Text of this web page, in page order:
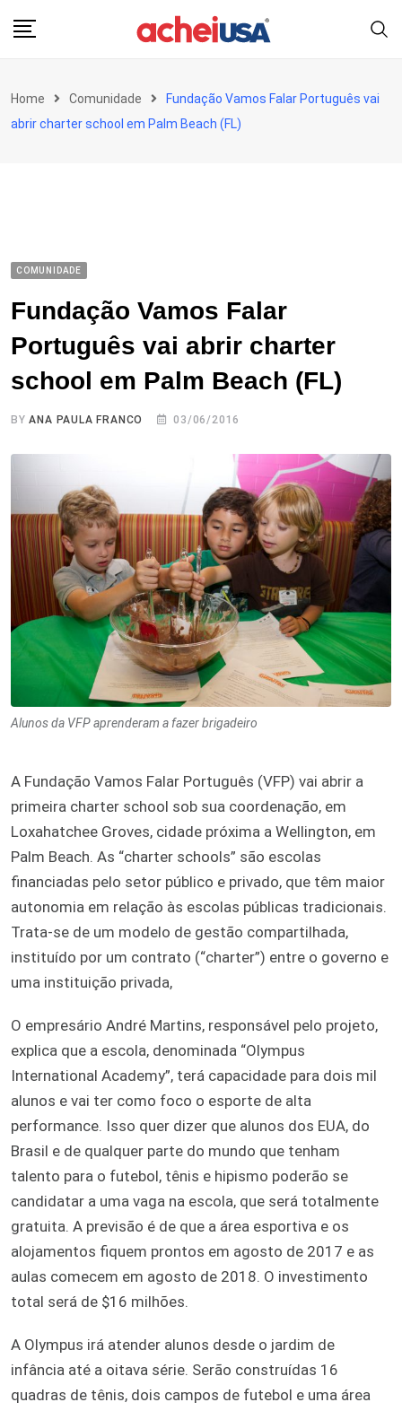
Home Comunidade
Fundação Vamos Falar Português vai
abrir charter school em Palm Beach (FL)
COMUNIDADE
Fundação Vamos Falar
Português vai abrir charter
school em Palm Beach (FL)
BYANA PAULA FRANCO 03/06/2016
Alunos da VFP aprenderam a fazer brigadeiro
A Fundação Vamos Falar Português (VFP) vai abrir a
primeira charter school sob sua coordenação, em
Loxahatchee Groves, cidade próxima a Wellington, em
Palm Beach. As “charter schools” são escolas
financiadas pelo setor público e privado, que têm maior
autonomia em relação às escolas públicas tradicionais.
Trata-se de um modelo de gestão compartilhada,
instituído por um contrato (“charter”) entre o governo e
uma instituição privada,
O empresário André Martins, responsável pelo projeto,
explica que a escola, denominada “Olympus
International Academy”, terá capacidade para dois mil
alunos e vai ter como foco o esporte de alta
performance. Isso quer dizer que alunos dos EUA, do
Brasil e de qualquer parte do mundo que tenham
talento para o futebol, tênis e hipismo poderão se
candidatar a uma vaga na escola, que será totalmente
gratuita. A previsão é de que a área esportiva e os
alojamentos fiquem prontos em agosto de 2017 e as
aulas comecem em agosto de 2018. O investimento
total será de $16 milhões.
A Olympus irá atender alunos desde o jardim de
infância até a oitava série. Serão construídas 16
quadras de tênis, dois campos de futebol e uma área